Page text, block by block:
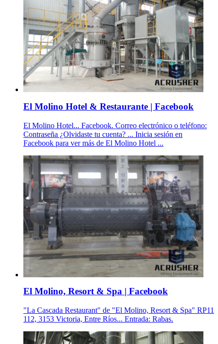
El Molino Hotel & Restaurante | Facebook
El Molino Hotel... Facebook. Correo electrónico o teléfono:
Contraseña ¿Olvidaste tu cuenta? ... Inicia sesión en
Facebook para ver más de El Molino Hotel ...
El Molino, Resort & Spa | Facebook
"La Cascada Restaurant" de "El Molino, Resort & Spa" RP11
112, 3153 Victoria, Entre Ríos... Entrada: Rabas.